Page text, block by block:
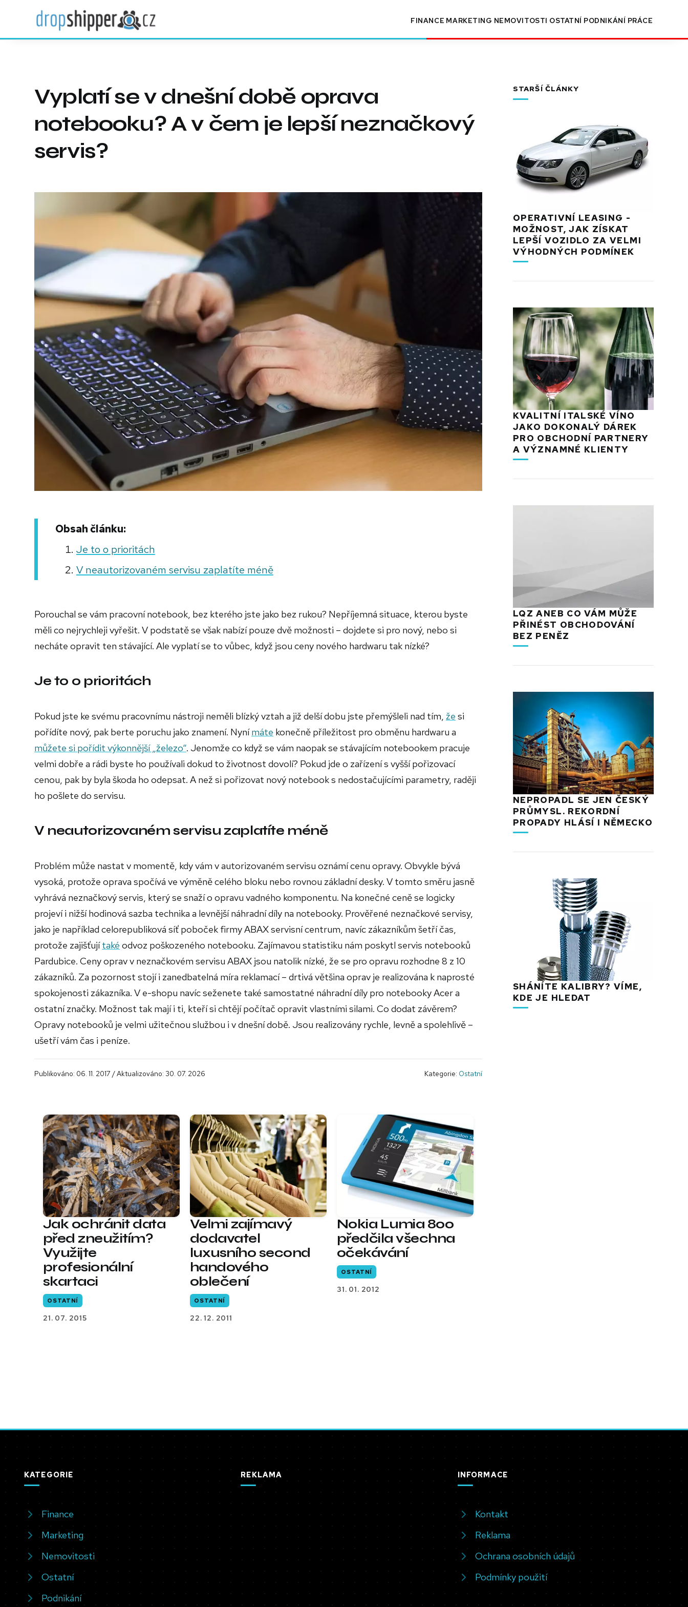
FINANCE MARKETING NEMOVITOSTI OSTATNÍ PODNIKÁNÍ PRÁCE
Vyplatí se v dnešní době oprava
notebooku? A v čem je lepší neznačkový
servis?
Obsah článku:
Je to o prioritách
V neautorizovaném servisu zaplatíte méně
Porouchal se vám pracovní notebook, bez kterého jste jako bez rukou? Nepříjemná situace, kterou byste
měli co nejrychleji vyřešit. V podstatě se však nabízí pouze dvě možnosti – dojdete si pro nový, nebo si
necháte opravit ten stávající. Ale vyplatí se to vůbec, když jsou ceny nového hardwaru tak nízké?
Je to o prioritách
Pokud jste ke svému pracovnímu nástroji neměli blízký vztah a již delší dobu jste přemýšleli nad tím, že si
pořídíte nový, pak berte poruchu jako znamení. Nynímáte konečně příležitost pro obměnu hardwaru a
můžete si pořídit výkonnější „železo“. Jenomže co když se vám naopak se stávajícím notebookem pracuje
velmi dobře a rádi byste ho používali dokud to životnost dovolí? Pokud jde o zařízení s vyšší pořizovací
cenou, pak by byla škoda ho odepsat. A než si pořizovat nový notebook s nedostačujícími parametry, raději
ho pošlete do servisu.
V neautorizovaném servisu zaplatíte méně
Problém může nastat v momentě, kdy vám v autorizovaném servisu oznámí cenu opravy. Obvykle bývá
vysoká, protože oprava spočívá ve výměně celého bloku nebo rovnou základní desky. V tomto směru jasně
vyhrává neznačkový servis, který se snaží o opravu vadného komponentu. Na konečné ceně se logicky
projeví i nižší hodinová sazba technika a levnější náhradní díly na notebooky. Prověřené neznačkové servisy,
jako je například celorepubliková síť poboček firmy ABAX servisní centrum, navíc zákazníkům šetří čas,
protože zajišťujítaké odvoz poškozeného notebooku. Zajímavou statistiku nám poskytl servis notebooků
Pardubice. Ceny oprav v neznačkovém servisu ABAX jsou natolik nízké, že se pro opravu rozhodne 8 z 10
zákazníků. Za pozornost stojí i zanedbatelná míra reklamací – drtivá většina oprav je realizována k naprosté
spokojenosti zákazníka. V e-shopu navíc seženete také samostatné náhradní díly pro notebooky Acer a
ostatní značky. Možnost tak mají i ti, kteří si chtějí počítač opravit vlastními silami. Co dodat závěrem?
Opravy notebooků je velmi užitečnou službou i v dnešní době. Jsou realizovány rychle, levně a spolehlivě –
ušetří vám čas i peníze.
Publikováno: 06. 11. 2017 / Aktualizováno: 30. 07. 2026 Kategorie: Ostatní
Jak ochránit data
před zneužitím?
Využijte
profesionální
skartaci
OSTATNÍ
21. 07. 2015
Velmi zajímavý
dodavatel
luxusního second
handového
oblečení
OSTATNÍ
22. 12. 2011
Nokia Lumia 800
předčila všechna
očekávání
OSTATNÍ
31. 01. 2012
STARŠÍ ČLÁNKY
OPERATIVNÍ LEASING -
MOŽNOST, JAK ZÍSKAT
LEPŠÍ VOZIDLO ZA VELMI
VÝHODNÝCH PODMÍNEK
KVALITNÍ ITALSKÉ VÍNO
JAKO DOKONALÝ DÁREK
PRO OBCHODNÍ PARTNERY
A VÝZNAMNÉ KLIENTY
LQZ ANEB CO VÁM MŮŽE
PŘINÉST OBCHODOVÁNÍ
BEZ PENĚZ
NEPROPADL SE JEN ČESKÝ
PRŮMYSL. REKORDNÍ
PROPADY HLÁSÍ I NĚMECKO
SHÁNÍTE KALIBRY? VÍME,
KDE JE HLEDAT
KATEGORIE
Finance
Marketing
Nemovitosti
Ostatní
Podnikání
REKLAMA INFORMACE
Kontakt
Reklama
Ochrana osobních údajů
Podmínky použití